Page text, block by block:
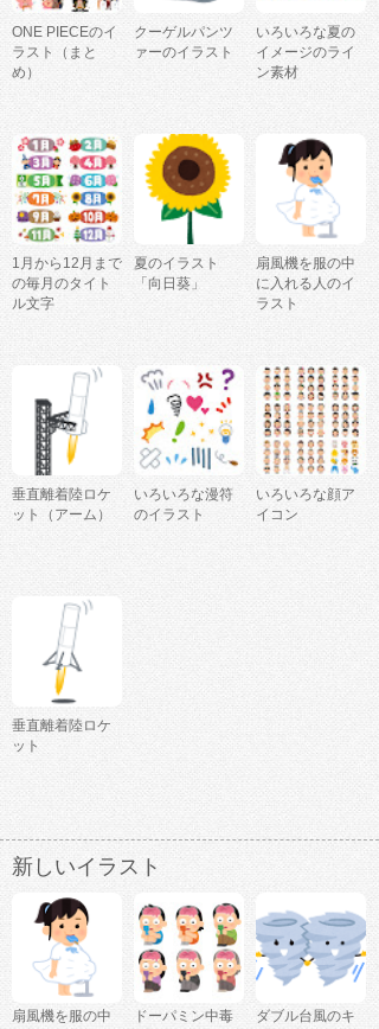
ONE PIECEのイ
ラスト（まと
め）
クーゲルパンツ
ァーのイラスト
いろいろな夏の
イメージのライ
ン素材
1月から12月まで
の毎月のタイト
ル文字
夏のイラスト
「向日葵」
扇風機を服の中
に入れる人のイ
ラスト
垂直離着陸ロケ
ット（アーム）
いろいろな漫符
のイラスト
いろいろな顔ア
イコン
垂直離着陸ロケ
ット
新しいイラスト
扇風機を服の中
ドーパミン中毒
ダブル台風のキ